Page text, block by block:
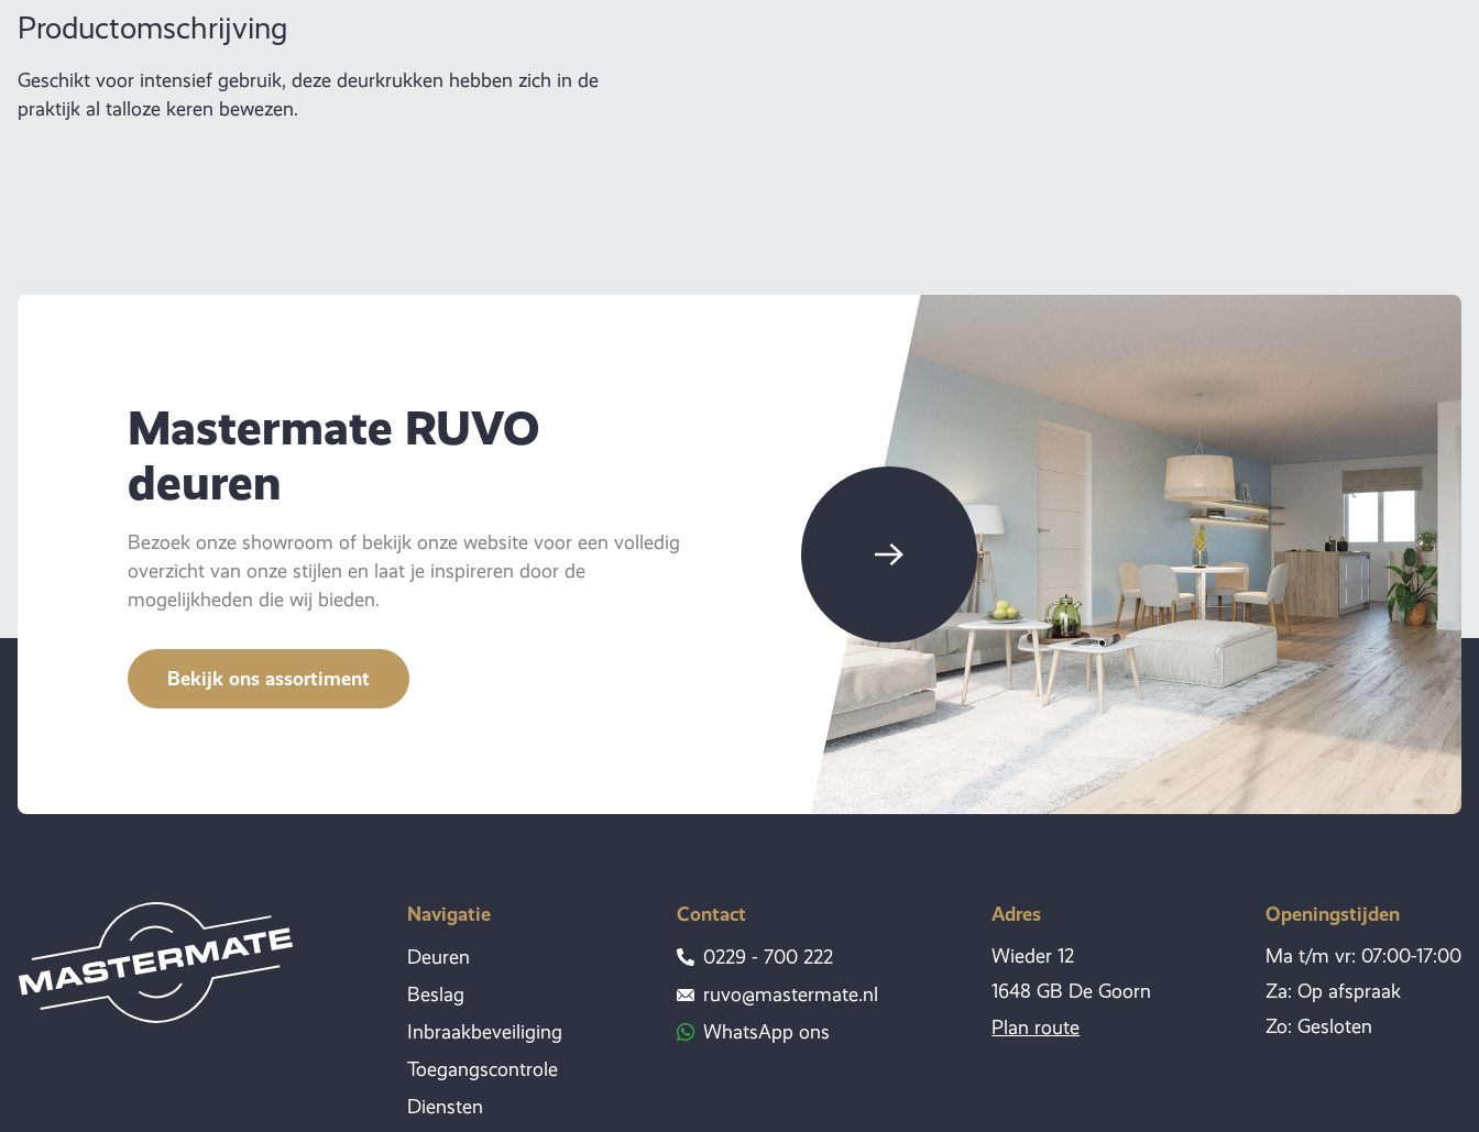
Productomschrijving
Geschikt voor intensief gebruik, deze deurkrukken hebben zich in de
praktijk al talloze keren bewezen.
Mastermate RUVO
deuren
Bezoek onze showroom of bekijk onze website voor een volledig
overzicht van onze stijlen en laat je inspireren door de
mogelijkheden die wij bieden.
Bekijk ons assortiment
Navigatie
Deuren
Beslag
Inbraakbeveiliging
Toegangscontrole
Diensten
Contact
0229 - 700 222
ruvo@mastermate.nl
WhatsApp ons
Adres
Wieder 12
1648 GB De Goorn
Plan route
Openingstijden
Ma t/m vr: 07:00-17:00
Za: Op afspraak
Zo: Gesloten